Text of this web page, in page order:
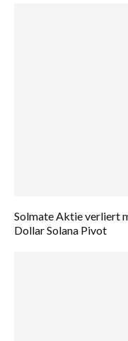
Solmate Aktie verliert
Dollar Solana Pivot